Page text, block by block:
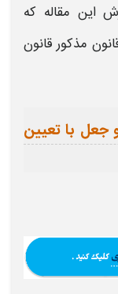
این مقاله که
مذکورقانون
جعل با تعیین